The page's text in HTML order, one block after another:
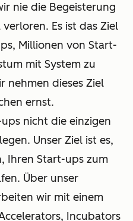
nie die Begeisterung
Es ist das Ziel
Millionen von Start-
mit System zu
nehmen dieses Ziel
ernst.
nicht die einzigen
Unser Ziel ist es,
Ihren Start-ups zum
Über unser
wir mit einem
Incubators